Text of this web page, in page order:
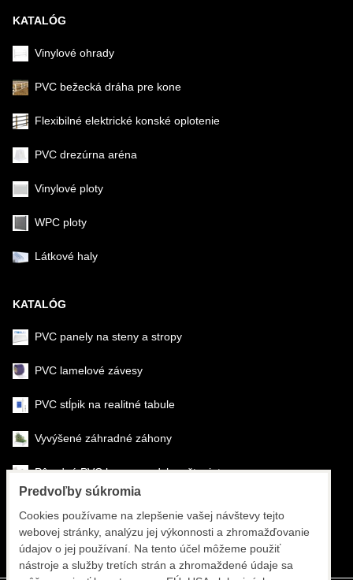
KATALÓG
Vinylové ohrady
PVC bežecká dráha pre kone
Flexibilné elektrické konské oplotenie
PVC drezúrna aréna
Vinylové ploty
WPC ploty
Látkové haly
KATALÓG
PVC panely na steny a stropy
PVC lamelové závesy
PVC stĺpik na realitné tabule
Vyvýšené záhradné záhony
Pôrodné PVC boxy na odchov šteniat
Športové systémy
Predvoľby súkromia
Cookies používame na zlepšenie vašej návštevy tejto
webovej stránky, analýzu jej výkonnosti a zhromažďovanie
údajov o jej používaní. Na tento účel môžeme použiť
nástroje a služby tretích strán a zhromaždené údaje sa